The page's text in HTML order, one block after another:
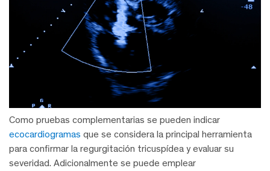
Como pruebas complementarias se pueden indicar
ecocardiogramas que se considera la principal herramienta
para confirmar la regurgitación tricuspídea y evaluar su
severidad. Adicionalmente se puede emplear